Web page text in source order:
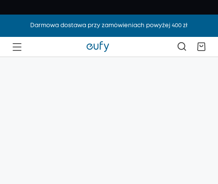
Darmowa dostawa przy zamówieniach powyżej 400 zł